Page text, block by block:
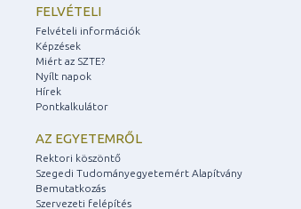
FELVÉTELI
Felvételi információk
Képzések
Miért az SZTE?
Nyílt napok
Hírek
Pontkalkulátor
AZ EGYETEMRŐL
Rektori köszöntő
Szegedi Tudományegyetemért Alapítvány
Bemutatkozás
Szervezeti felépítés